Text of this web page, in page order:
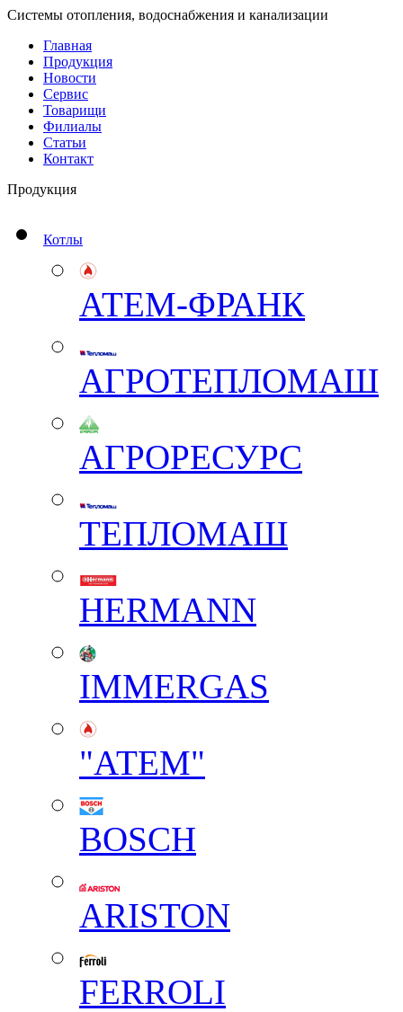
Системы отопления, водоснабжения и канализации
Главная
Продукция
Новости
Сервис
Товарищи
Филиалы
Статьи
Контакт
Продукция
Котлы
АТЕМ-ФРАНК
АГРОТЕПЛОМАШ
АГРОРЕСУРС
ТЕПЛОМАШ
HERMANN
IMMERGAS
"АТЕМ"
BOSCH
ARISTON
FERROLI